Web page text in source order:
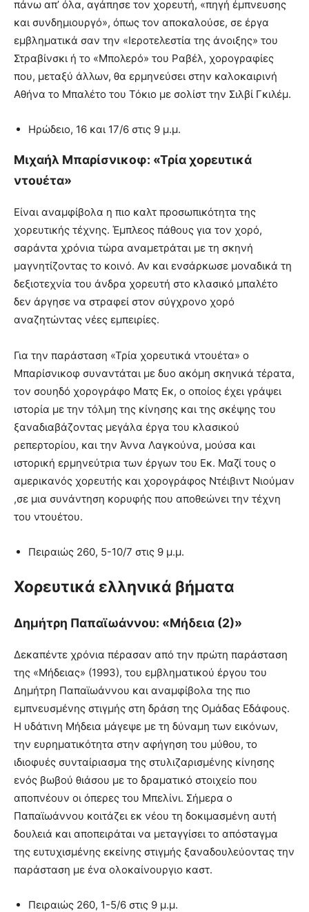
πάνω απ’ όλα, αγάπησε τον χορευτή, «πηγή έμπνευσης
και συνδημιουργό», όπως τον αποκαλούσε, σε έργα
εμβληματικά σαν την «Ιεροτελεστία της άνοιξης» του
Στραβίνσκι ή το «Μπολερό» του Ραβέλ, χορογραφίες
που, μεταξύ άλλων, θα ερμηνεύσει στην καλοκαιρινή
Αθήνα το Μπαλέτο του Τόκιο με σολίστ την Σιλβί Γκιλέμ.
Ηρώδειο, 16 και 17/6 στις 9 μ.μ.
Μιχαήλ Μπαρίσνικοφ: «Τρία χορευτικά
ντουέτα»
Είναι αναμφίβολα η πιο καλτ προσωπικότητα της
χορευτικής τέχνης. Έμπλεος πάθους για τον χορό,
σαράντα χρόνια τώρα αναμετράται με τη σκηνή
μαγνητίζοντας το κοινό. Αν και ενσάρκωσε μοναδικά τη
δεξιοτεχνία του άνδρα χορευτή στο κλασικό μπαλέτο
δεν άργησε να στραφεί στον σύγχρονο χορό
αναζητώντας νέες εμπειρίες.
Για την παράσταση «Τρία χορευτικά ντουέτα» ο
Μπαρίσνικοφ συναντάται με δυο ακόμη σκηνικά τέρατα,
τον σουηδό χορογράφο Ματς Εκ, ο οποίος έχει γράψει
ιστορία με την τόλμη της κίνησης και της σκέψης του
ξαναδιαβάζοντας μεγάλα έργα του κλασικού
ρεπερτορίου, και την Άννα Λαγκούνα, μούσα και
ιστορική ερμηνεύτρια των έργων του Εκ. Μαζί τους ο
αμερικανός χορευτής και χορογράφος Ντέιβιντ Νιούμαν
,σε μια συνάντηση κορυφής που αποθεώνει την τέχνη
του ντουέτου.
Πειραιώς 260, 5-10/7 στις 9 μ.μ.
Χορευτικά ελληνικά βήματα
Δημήτρη Παπαϊωάννου: «Μήδεια (2)»
Δεκαπέντε χρόνια πέρασαν από την πρώτη παράσταση
της «Μήδειας» (1993), του εμβληματικού έργου του
Δημήτρη Παπαϊωάννου και αναμφίβολα της πιο
εμπνευσμένης στιγμής στη δράση της Ομάδας Εδάφους.
Η υδάτινη Μήδεια μάγεψε με τη δύναμη των εικόνων,
την ευρηματικότητα στην αφήγηση του μύθου, το
ιδιοφυές συνταίριασμα της στυλιζαρισμένης κίνησης
ενός βωβού θιάσου με το δραματικό στοιχείο που
αποπνέουν οι όπερες του Μπελίνι. Σήμερα ο
Παπαϊωάννου κοιτάζει εκ νέου τη δοκιμασμένη αυτή
δουλειά και αποπειράται να μεταγγίσει το απόσταγμα
της ευτυχισμένης εκείνης στιγμής ξαναδουλεύοντας την
παράσταση με ένα ολοκαίνουργιο καστ.
Πειραιώς 260, 1-5/6 στις 9 μ.μ.